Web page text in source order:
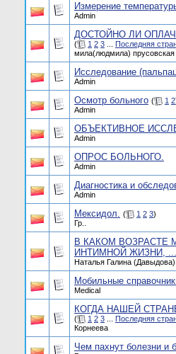
Измерение
Admin
ДОСТОЙНО ЛИ
( 1 2 3 Последняя
мила(людмила) прусовская
Исследование
Admin
Осмотр больного ( 1 2
Admin
ОБЪЕКТИВНОЕ
Admin
ОПРОС БОЛЬНОГО.
Admin
Диагностика и
Admin
Мексидол. ( 1 2 3)
Гр..
В КАКОМ
ИНТИМНОЙ ЖИЗНИ, ...
Наталья Галина (Давыдова)
Мобильные
Medical
КОГДА НАШЕЙ
( 1 2 3 Последняя
Корнеева
Чем пахнут болезни и